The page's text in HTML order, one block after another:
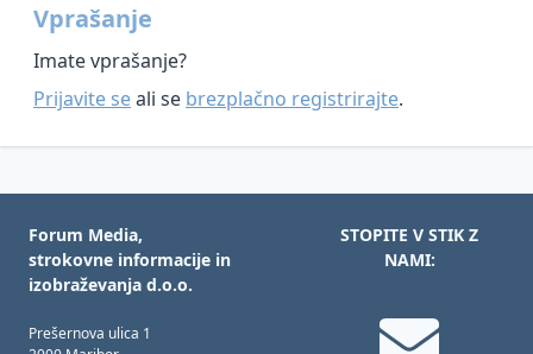
Vprašanje
Imate vprašanje?
Prijavite seali se brezplačno registrirajte.
Forum Media,
strokovne informacije in
izobraževanja d.o.o.
Prešernova ulica 1
STOPITE V STIK Z
NAMI: